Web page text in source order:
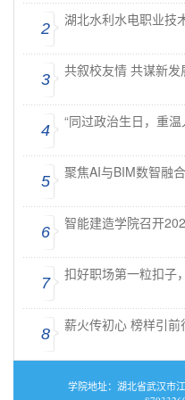
2
湖北水利水电职业技
3
共叙校友情 共谋新
4
“同过政治生日，重
5
聚焦AI与BIM数智融
6
智能建造学院召开
7
扣好职场第一粒扣
8
薪火传初心 榜样引
学院地址：湖北省武汉市